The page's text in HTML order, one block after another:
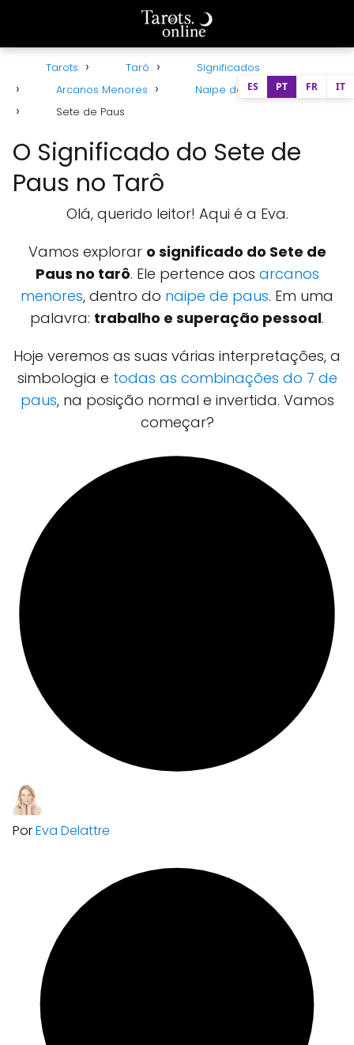
Tarots Tarô
Significados
Arcanos Menores
Naipe de Paus
Sete de Paus
O Significado do Sete de
Paus no Tarô
Olá, querido leitor! Aqui é a Eva.
Vamos explorar o significado do Sete de
Paus no tarô. Ele pertence aos arcanos
menores, dentro do naipe de paus. Em uma
palavra: trabalho e superação pessoal.
Hoje veremos as suas várias interpretações, a
simbologia e todas as combinações do 7 de
paus, na posição normal e invertida. Vamos
começar?
PorEva Delattre
ES PT FR IT